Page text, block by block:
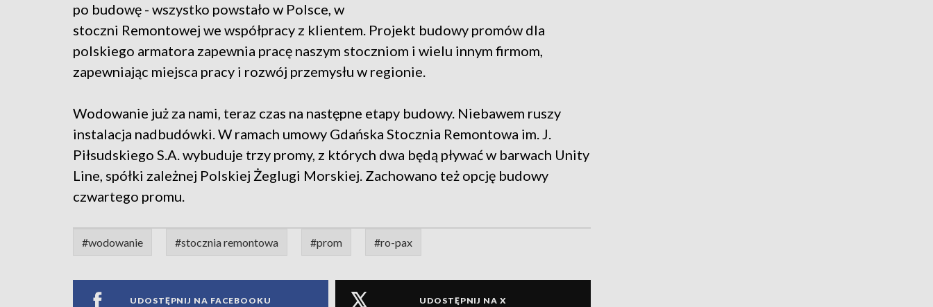
po budowę - wszystko powstało w Polsce, w
stoczni Remontowej we współpracy z klientem. Projekt budowy promów dla
polskiego armatora zapewnia pracę naszym stoczniom i wielu innym firmom,
zapewniając miejsca pracy i rozwój przemysłu w regionie.
Wodowanie już za nami, teraz czas na następne etapy budowy. Niebawem ruszy
instalacja nadbudówki. W ramach umowy Gdańska Stocznia Remontowa im. J.
Piłsudskiego S.A. wybuduje trzy promy, z których dwa będą pływać w barwach Unity
Line, spółki zależnej Polskiej Żeglugi Morskiej. Zachowano też opcję budowy
czwartego promu.
#wodowanie #stocznia remontowa #prom #ro-pax
UDOSTĘPNIJ NA FACEBOOKU UDOSTĘPNIJ NA X